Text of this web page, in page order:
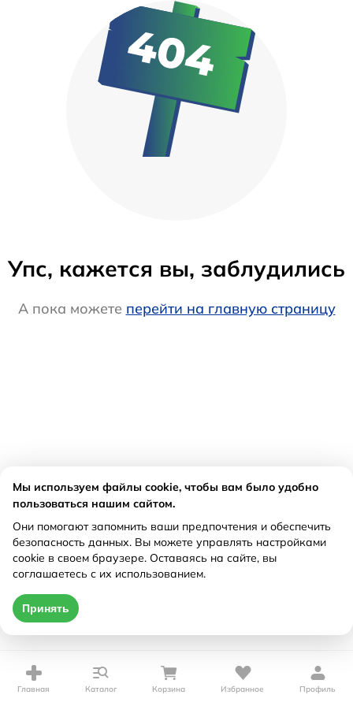
Упс, кажется вы, заблудились
А пока можете перейти на главную страницу
Главная Каталог Корзина Избранное Профиль
Мы используем файлы cookie, чтобы вам было удобно
пользоваться нашим сайтом.
Они помогают запомнить ваши предпочтения и обеспечить
безопасность данных. Вы можете управлять настройками
cookie в своем браузере. Оставаясь на сайте, вы
соглашаетесь с их использованием.
Принять